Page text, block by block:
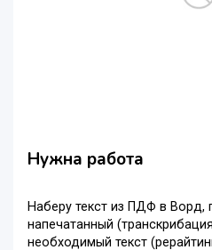
Нужна работа
Наберу текст из ПДФ в Ворд,
напечатанный
необходимый текст